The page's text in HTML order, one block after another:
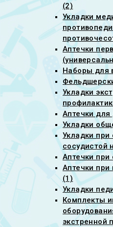
(2)
Укладки
Аптечки
Наборы для
Укладки
Аптечки
Укладки
Укладки при
сосудистой
Аптечки при
Аптечки при
(1)
Укладки
Комплекты
экстренной